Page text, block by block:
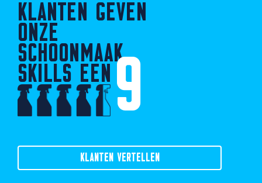
KLANTEN GEVEN
ONZE
SCHOONMAAK
SKILLS EEN 9
KLANTEN VERTELLEN